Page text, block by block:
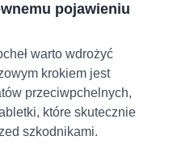
pojawieniu
warto wdrożyć
krokiem jest
przeciwpchelnych,
które skutecznie
szkodnikami.